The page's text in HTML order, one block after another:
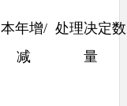
本年增/
减
处理决定数
量